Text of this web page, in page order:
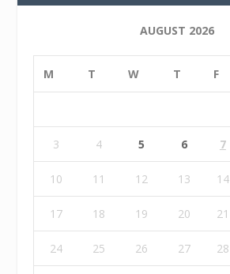
AUGUST 2026
M T W T F
3 4 5 6 7
10 11 12 13 14
17 18 19 20 21
24 25 26 27 28